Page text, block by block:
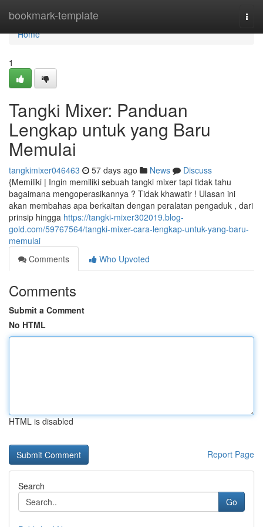
bookmark-template
Home
Home
1
Tangki Mixer: Panduan
Lengkap untuk yang Baru
Memulai
tangkimixer046463 57 days ago News
Discuss
{Memiliki | Ingin memiliki sebuah tangki mixer tapi tidak tahu
bagaimana mengoperasikannya ? Tidak khawatir ! Ulasan ini
akan membahas apa berkaitan dengan peralatan pengaduk , dari
prinsip hingga https://tangki-mixer302019.blog-
gold.com/59767564/tangki-mixer-cara-lengkap-untuk-yang-baru-
memulai
Comments
Who Upvoted
Comments
Submit a Comment
No HTML
HTML is disabled
Report Page
Search
Go